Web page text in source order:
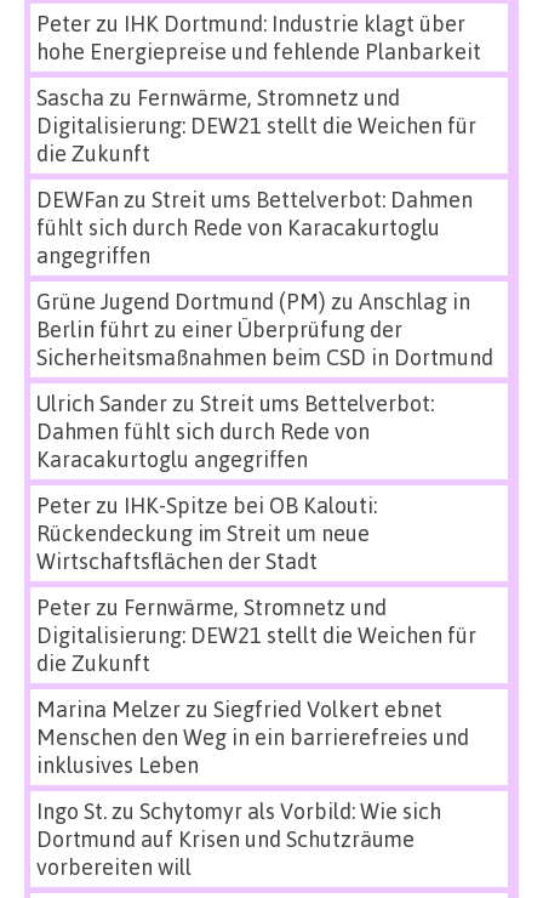
Peterzu IHK Dortmund: Industrie klagt über
hohe Energiepreise und fehlende Planbarkeit
Sascha zu Fernwärme, Stromnetz und
Digitalisierung: DEW21 stellt die Weichen für
die Zukunft
DEWFan zu Streit ums Bettelverbot: Dahmen
fühlt sich durch Rede von Karacakurtoglu
angegriffen
Grüne Jugend Dortmund (PM) zu Anschlag in
Berlin führt zu einer Überprüfung der
Sicherheitsmaßnahmen beim CSD in Dortmund
Ulrich Sanderzu Streit ums Bettelverbot:
Dahmen fühlt sich durch Rede von
Karacakurtoglu angegriffen
Peterzu IHK-Spitze bei OB Kalouti:
Rückendeckung im Streit um neue
Wirtschaftsflächen der Stadt
Peterzu Fernwärme, Stromnetz und
Digitalisierung: DEW21 stellt die Weichen für
die Zukunft
Marina Melzerzu Siegfried Volkert ebnet
Menschen den Weg in ein barrierefreies und
inklusives Leben
Ingo St.zu Schytomyr als Vorbild: Wie sich
Dortmund auf Krisen und Schutzräume
vorbereiten will